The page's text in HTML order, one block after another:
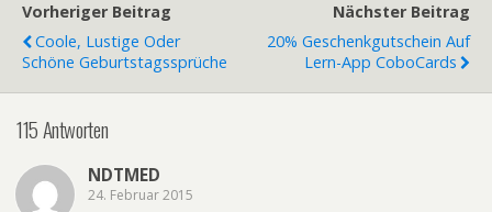
Vorheriger Beitrag
Coole, Lustige Oder
Schöne Geburtstagssprüche
Nächster Beitrag
20% Geschenkgutschein Auf
Lern-App CoboCards
115 Antworten
NDTMED
24. Februar 2015